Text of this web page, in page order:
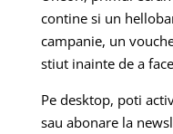
contine si un
campanie, un
stiut inainte de a
Pe desktop, poti
sau abonare la